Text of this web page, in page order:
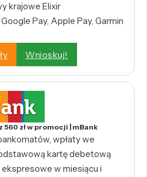
krajowe Elixir
Pay, Apple Pay, Garmin
Wnioskuj!
560 zł w promocji | mBank
wpłaty we
kartę debetową
ekspresowe w miesiącu i